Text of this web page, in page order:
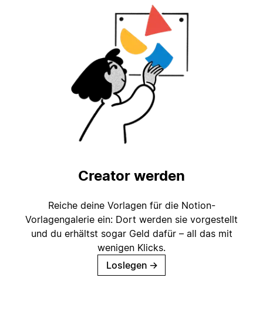
Creator werden
Reiche deine Vorlagen für die Notion-
Vorlagengalerie ein: Dort werden sie vorgestellt
und du erhältst sogar Geld dafür – all das mit
wenigen Klicks.
Loslegen →